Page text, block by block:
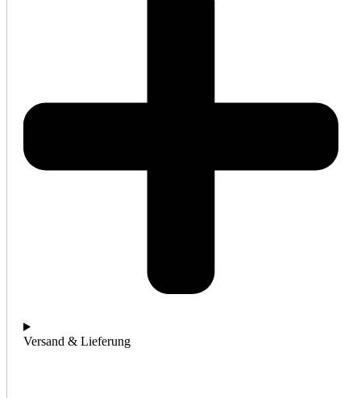
Versand & Lieferung